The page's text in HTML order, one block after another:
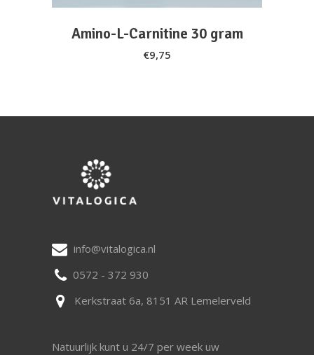
Amino-L-Carnitine 30 gram
€9,75
info@vitalogica.nl
0572 - 372 930
Kerkstraat 6a, 8151 AR Lemelerveld
Natuurlijk kunt u 24/7 per week uw